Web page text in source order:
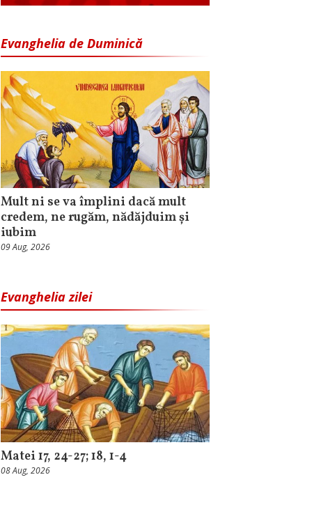
Evanghelia de Duminică
Mult ni se va împlini dacă mult
credem, ne rugăm, nădăjduim și
iubim
09 Aug, 2026
Evanghelia zilei
Matei 17, 24-27; 18, 1-4
08 Aug, 2026